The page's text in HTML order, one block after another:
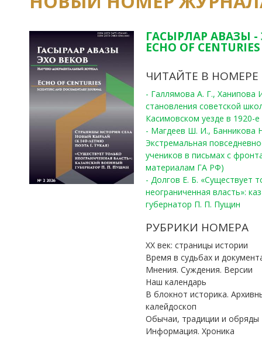
ГАСЫРЛАР АВАЗЫ -
ECHO OF
ЧИТАЙТЕ В НОМЕРЕ
- Галлямова А. Г.,
становления советской
Касимовском уезде в 1920-е
- Магдеев Ш. И., Банникова
Экстремальная
учеников в письмах с
материалам ГА РФ)
- Долгов Е. Б. «Существует
неограниченная власть»:
губернатор П. П. Пущин
РУБРИКИ НОМЕРА
ХХ век: страницы истории
Время в судьбах и
Мнения. Суждения. Версии
Наш календарь
В блокнот историка.
калейдоскоп
Обычаи, традиции и обряды
Информация. Хроника